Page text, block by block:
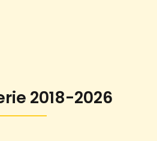
2018-2026